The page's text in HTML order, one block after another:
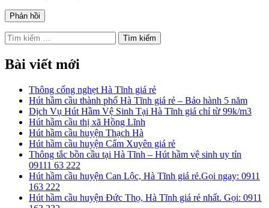
Tìm
kiếm
cho:
Bài viết mới
Thông cống nghẹt Hà Tĩnh giá rẻ
Hút hầm cầu thành phố Hà Tĩnh giá rẻ – Bảo hành 5 năm
Dịch Vụ Hút Hầm Vệ Sinh Tại Hà Tĩnh giá chỉ từ 99k/m3
Hút hầm cầu thị xã Hồng Lĩnh
Hút hầm cầu huyện Thạch Hà
Hút hầm cầu huyện Cẩm Xuyên giá rẻ
Thông tắc bồn cầu tại Hà Tĩnh – Hút hầm vệ sinh uy tín
09111 63 222
Hút hầm cầu huyện Can Lộc, Hà Tĩnh giá rẻ.Gọi ngay: 0911
163 222
Hút hầm cầu huyện Đức Thọ, Hà Tĩnh giá rẻ nhất. Gọi: 0911